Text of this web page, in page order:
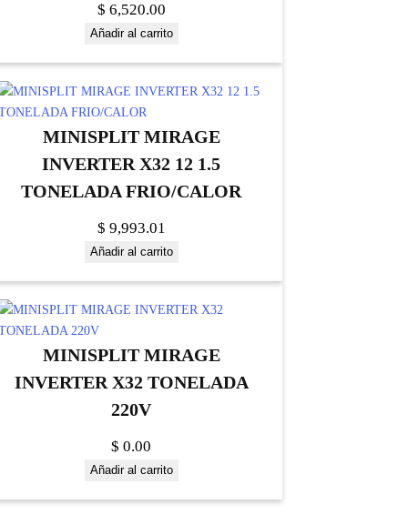
$ 6,520.00
Añadir al carrito
MINISPLIT MIRAGE
INVERTER X32 12 1.5
TONELADA FRIO/CALOR
$ 9,993.01
Añadir al carrito
MINISPLIT MIRAGE
INVERTER X32 TONELADA
220V
$ 0.00
Añadir al carrito